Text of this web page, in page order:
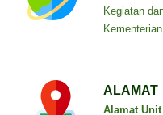
Kegiatan
ALAMAT
Alamat